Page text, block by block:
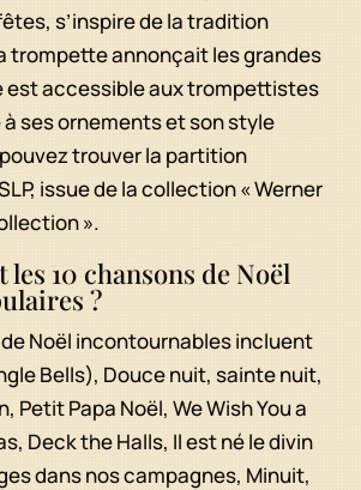
s’inspire de la tradition
trompette annonçait les grandes
est accessible aux trompettistes
ses ornements et son style
trouver la partition
issue de la collection « Werner
».
les 10 chansons de Noël
?
Noël incontournables incluent
Bells), Douce nuit, sainte nuit,
Petit Papa Noël, We Wish You a
Deck the Halls, Il est né le divin
dans nos campagnes, Minuit,